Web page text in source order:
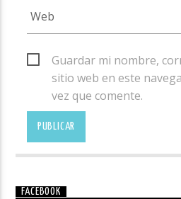
Guardar mi nombre,
sitio web en este
vez que comente.
FACEBOOK